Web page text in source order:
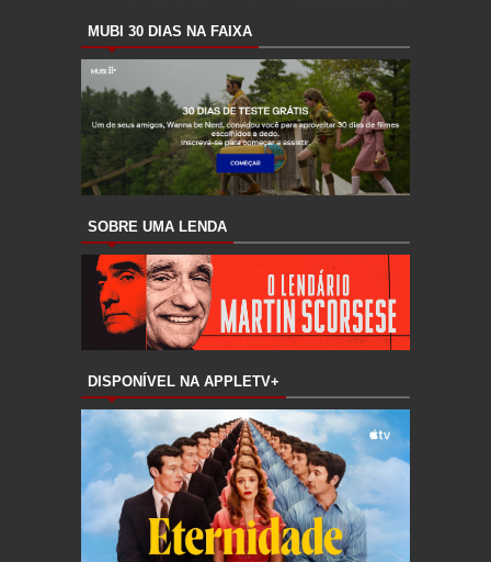
MUBI 30 DIAS NA FAIXA
SOBRE UMA LENDA
DISPONÍVEL NA APPLETV+